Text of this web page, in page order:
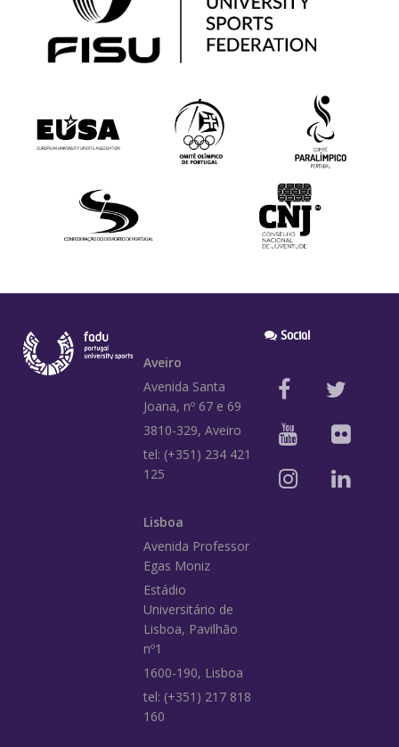
Aveiro
Avenida Santa
Joana, nº 67 e 69
3810-329, Aveiro
tel: (+351) 234 421
125
Lisboa
Avenida Professor
Egas Moniz
Estádio
Universitário de
Lisboa, Pavilhão
nº1
1600-190, Lisboa
tel: (+351) 217 818
160
Social